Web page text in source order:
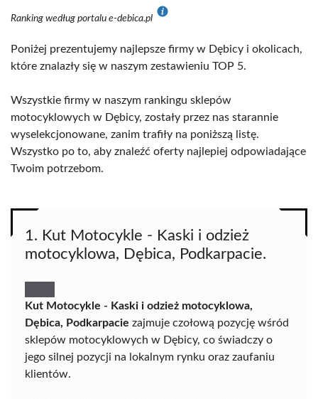
Ranking według portalu e-debica.pl
Poniżej prezentujemy najlepsze firmy w Dębicy i okolicach,
które znalazły się w naszym zestawieniu TOP 5.
Wszystkie firmy w naszym rankingu sklepów
motocyklowych w Dębicy, zostały przez nas starannie
wyselekcjonowane, zanim trafiły na poniższą listę.
Wszystko po to, aby znaleźć oferty najlepiej odpowiadające
Twoim potrzebom.
1. Kut Motocykle - Kaski i odzież
motocyklowa, Dębica, Podkarpacie.
Kut Motocykle - Kaski i odzież motocyklowa,
Dębica, Podkarpacie zajmuje czołową pozycję wśród
sklepów motocyklowych w Dębicy, co świadczy o
jego silnej pozycji na lokalnym rynku oraz zaufaniu
klientów.